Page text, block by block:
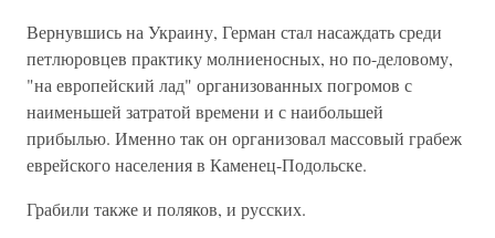
Вернувшись на Украину, Герман стал насаждать среди
петлюровцев практику молниеносных, но по-деловому,
"на европейский лад" организованных погромов с
наименьшей затратой времени и с наибольшей
прибылью. Именно так он организовал массовый грабеж
еврейского населения в Каменец-Подольске.
Грабили также и поляков, и русских.